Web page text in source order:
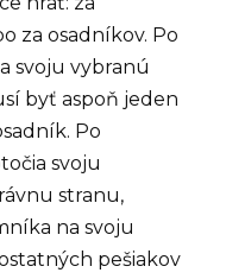
za osadníkov. Po
svoju vybranú
byť aspoň jeden
Po
svoju
stranu,
na svoju
pešiakov